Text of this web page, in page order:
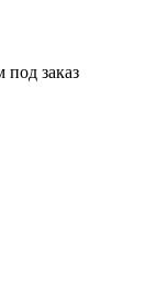
заказ